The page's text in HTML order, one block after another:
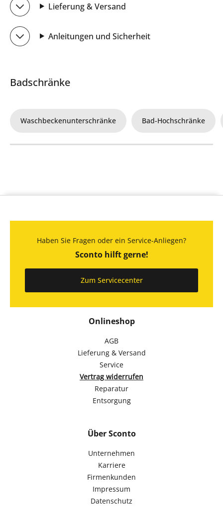
Lieferung & Versand
Anleitungen und Sicherheit
Badschränke
Waschbeckenunterschränke Bad-Hochschränke
Onlineshop
AGB
Lieferung & Versand
Service
Vertrag widerrufen
Reparatur
Entsorgung
Über Sconto
Unternehmen
Karriere
Firmenkunden
Impressum
Datenschutz
Haben Sie Fragen oder ein Service-Anliegen?
Sconto hilft gerne!
Zum Servicecenter